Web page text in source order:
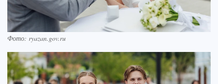
Фото: ryazan.gov.ru